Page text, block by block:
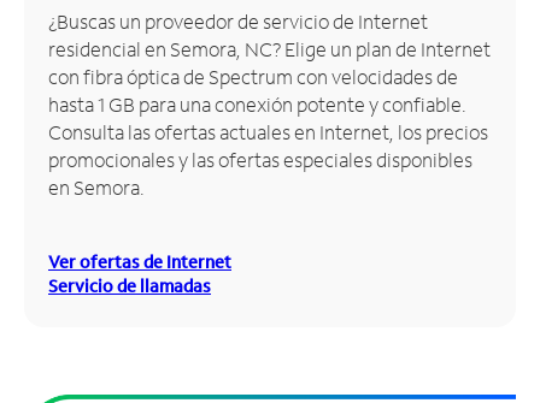
Inglés
Administrar
cuenta
Encuentra
una
tienda
¿Buscas un proveedor de servicio de Internet
residencial en Semora, NC? Elige un plan de Internet
con fibra óptica de Spectrum con velocidades de
hasta 1 GB para una conexión potente y confiable.
Consulta las ofertas actuales en Internet, los precios
promocionales y las ofertas especiales disponibles
en Semora.
Ver ofertas de Internet
Servicio de llamadas